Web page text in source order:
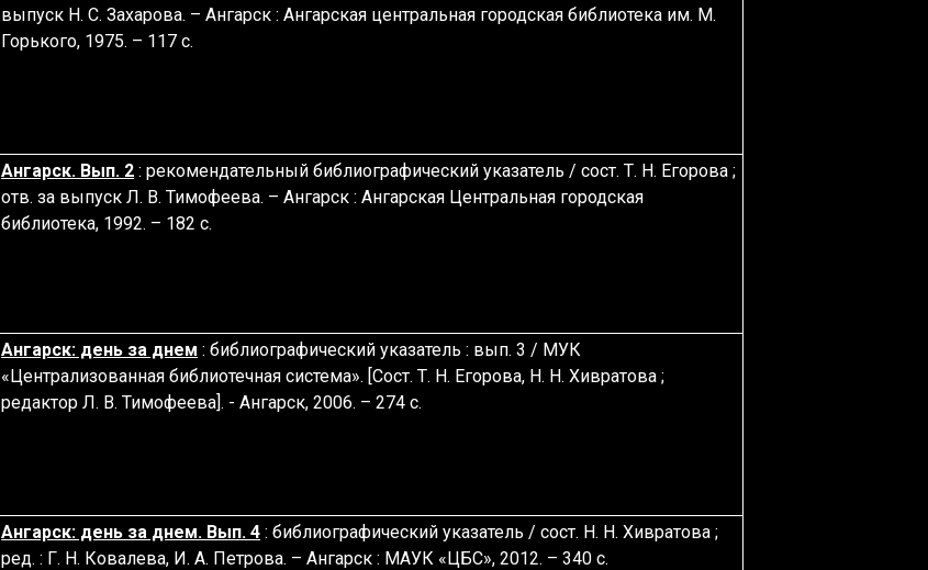
выпуск Н. С. Захарова. – Ангарск : Ангарская центральная городская библиотека им. М.
Горького, 1975. – 117 с.
Ангарск. Вып. 2 : рекомендательный библиографический указатель / сост. Т. Н. Егорова ;
отв. за выпуск Л. В. Тимофеева. – Ангарск : Ангарская Центральная городская
библиотека, 1992. – 182 с.
Ангарск: день за днем : библиографический указатель : вып. 3/ МУК
«Централизованная библиотечная система». [Сост. Т. Н. Егорова, Н. Н. Хивратова ;
редактор Л. В. Тимофеева]. - Ангарск, 2006. – 274 с.
Ангарск: день за днем. Вып. 4 : библиографический указатель / сост. Н. Н. Хивратова ;
ред. : Г. Н. Ковалева, И. А. Петрова. – Ангарск : МАУК «ЦБС», 2012. – 340 с.